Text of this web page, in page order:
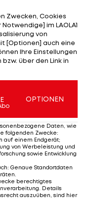
in ihrem rechten
ins Wasser
für mich. Ich
gelaufen",
erfolgreich
Rückschläge
daraus gelernt."
sei
Olympiasieg
gesehen habe.
und mir
Zwecken, Cookies
im LAOLA1
von
[Optionen] auch eine
Ihre Einstellungen
über den Link in
OPTIONEN
Daten, wie
folgenden Zwecke:
auf einem Endgerät;
von Werbeleistung und
sowie Entwicklung
: Genaue Standortdaten
.
berechtigtes
Details
auszuüben, sind hier